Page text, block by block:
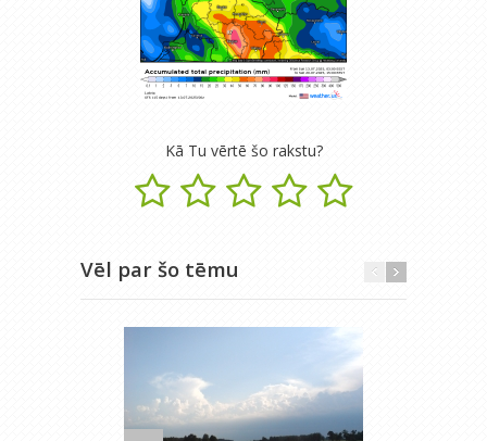
Kā Tu vērtē šo rakstu?
Vēl par šo tēmu